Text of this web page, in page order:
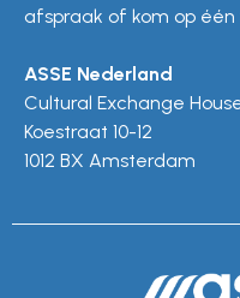
afspraak of kom op
ASSE Nederland
Cultural Exchange
Koestraat 10-12
1012 BX Amsterdam